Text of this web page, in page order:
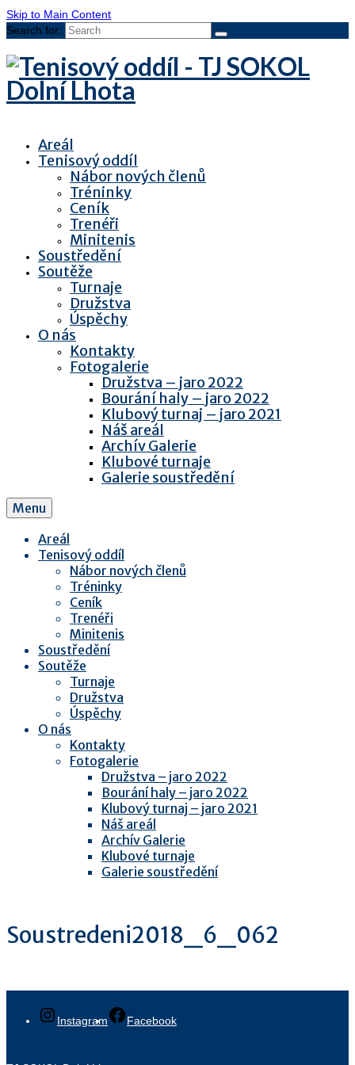
Skip to Main Content
Search for:
Areál
Tenisový oddíl
Nábor nových členů
Tréninky
Ceník
Trenéři
Minitenis
Soustředění
Soutěže
Turnaje
Družstva
Úspěchy
O nás
Kontakty
Fotogalerie
Družstva – jaro 2022
Bourání haly – jaro 2022
Klubový turnaj – jaro 2021
Náš areál
Archív Galerie
Klubové turnaje
Galerie soustředění
Menu
Areál
Tenisový oddíl
Nábor nových členů
Tréninky
Ceník
Trenéři
Minitenis
Soustředění
Soutěže
Turnaje
Družstva
Úspěchy
O nás
Kontakty
Fotogalerie
Družstva – jaro 2022
Bourání haly – jaro 2022
Klubový turnaj – jaro 2021
Náš areál
Archív Galerie
Klubové turnaje
Galerie soustředění
Soustredeni2018_6_062
Instagram Facebook